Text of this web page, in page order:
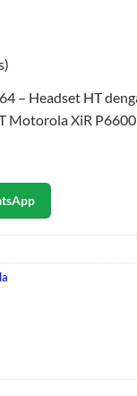
– Headset HT
Motorola XiR